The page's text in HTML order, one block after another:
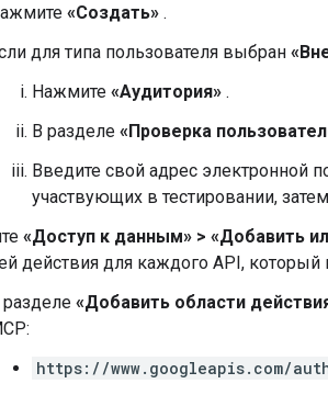
«Создать» .
для типа пользователя выбран
Нажмите «Аудитория» .
В разделе «Проверка
Введите свой адрес электронной
участвующих в тестировании,
«Доступ к данным» > «Добавить
действия для каждого API,
разделе «Добавить области
https://www.googleapis.com/